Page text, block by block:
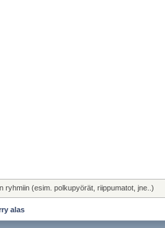
ryhmiin (esim. polkupyörät, riippumatot, jne..)
alas